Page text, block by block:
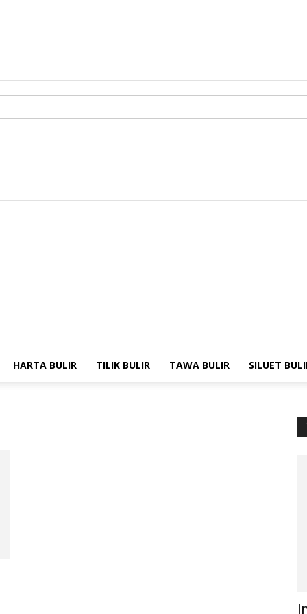
HARTA BULIR TILIK BULIR TAWA BULIR SILUET